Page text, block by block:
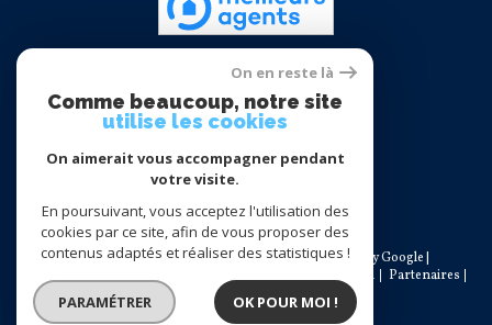
Nous
adhérons
© 2026 | Tous droits réservés | Traduction powered by Google |
Admin
Partenaires
Politique RGPD
On en reste là
Comme beaucoup, notre site
utilise les cookies
On aimerait vous accompagner pendant
votre visite.
En poursuivant, vous acceptez l'utilisation des
cookies par ce site, afin de vous proposer des
contenus adaptés et réaliser des statistiques !
PARAMÉTRER OK POUR MOI !